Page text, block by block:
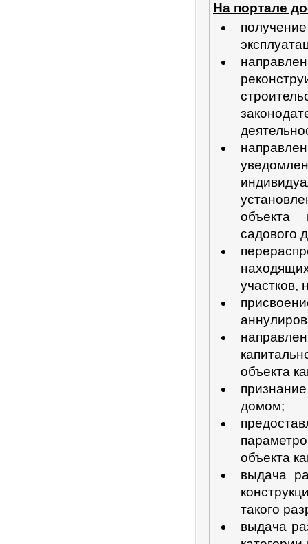
На портале
объекта
садового
участков,
объекта
домом;
объекта
выдача
такого
выдача